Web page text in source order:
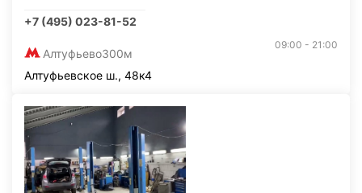
+7 (495) 023-81-52
Алтуфьево300м
09:00 - 21:00
Алтуфьевское ш., 48к4